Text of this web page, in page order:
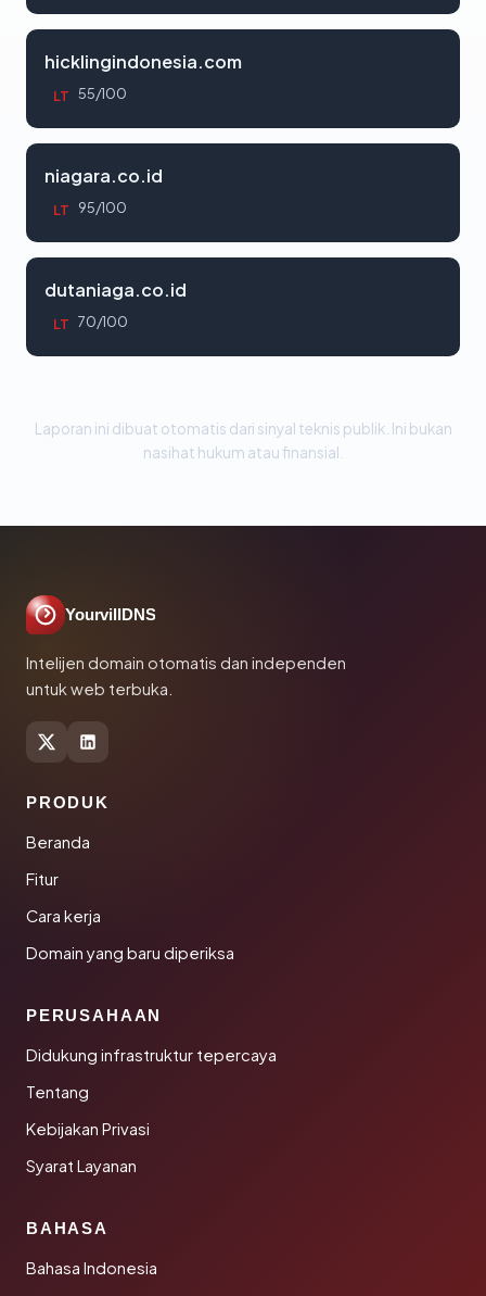
hicklingindonesia.com
LT 55/100
niagara.co.id
LT 95/100
dutaniaga.co.id
LT 70/100
Laporan ini dibuat otomatis dari sinyal teknis publik. Ini bukan
nasihat hukum atau finansial.
YourvillDNS
Intelijen domain otomatis dan independen
untuk web terbuka.
PRODUK
Beranda
Fitur
Cara kerja
Domain yang baru diperiksa
PERUSAHAAN
Didukung infrastruktur tepercaya
Tentang
Kebijakan Privasi
Syarat Layanan
BAHASA
Bahasa Indonesia